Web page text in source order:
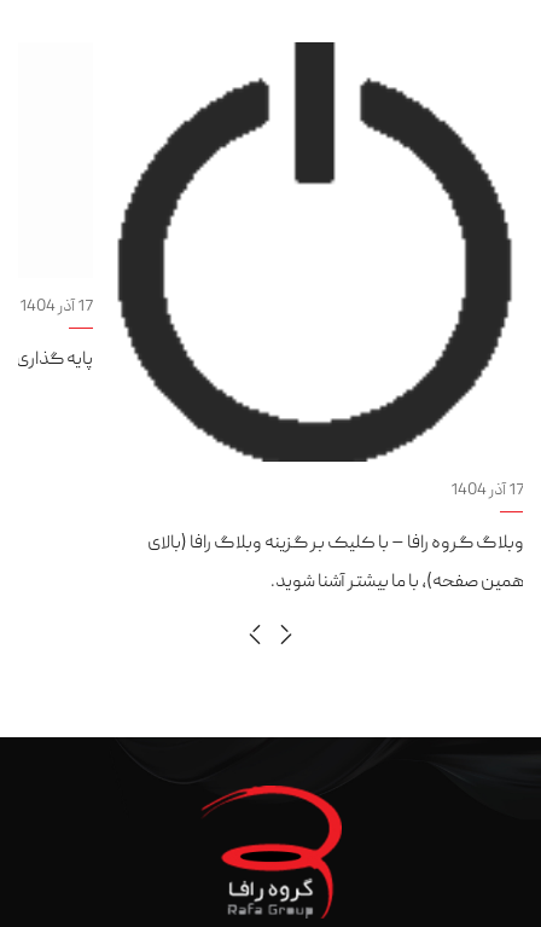
17 آذر 1404
وبلاگ گروه رافا – با کلیک بر گزینه وبلاگ رافا (بالای
همین صفحه)، با ما بیشتر آشنا شوید.
17 آذر 1404
پایه گذاری گروه